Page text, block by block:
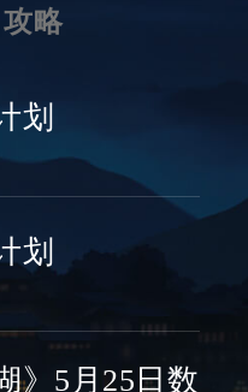
攻略
划
划
》5月25日数